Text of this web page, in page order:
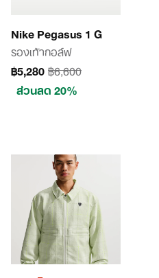
Nike Pegasus 1 G
รองเท้ากอล์ฟ
฿5,280฿6,600
ส่วนลด 20%